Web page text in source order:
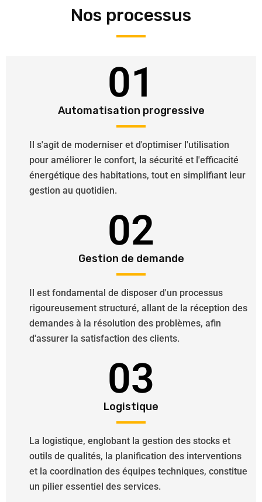
Nos processus
01
Automatisation progressive
Il s'agit de moderniser et d'optimiser l'utilisation
pour améliorer le confort, la sécurité et l'efficacité
énergétique des habitations, tout en simplifiant leur
gestion au quotidien.
02
Gestion de demande
Il est fondamental de disposer d'un processus
rigoureusement structuré, allant de la réception des
demandes à la résolution des problèmes, afin
d'assurer la satisfaction des clients.
03
Logistique
La logistique, englobant la gestion des stocks et
outils de qualités, la planification des interventions
et la coordination des équipes techniques, constitue
un pilier essentiel des services.